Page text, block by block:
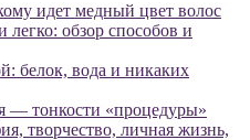
идет медный цвет волос
обзор способов и
белок, вода и никаких
— тонкости «процедуры»
творчество, личная жизнь,